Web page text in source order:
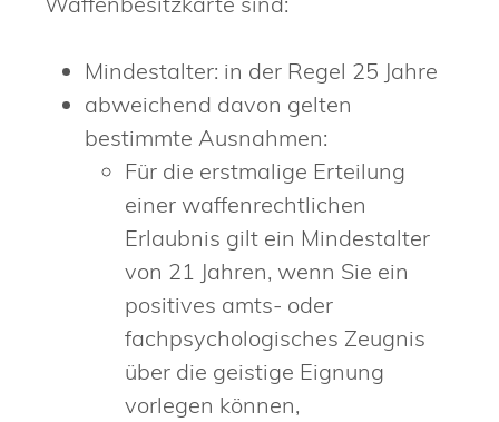
Mindestalter: in der Regel 25 Jahre
abweichend davon gelten
bestimmte Ausnahmen:
Für die erstmalige Erteilung
einer waffenrechtlichen
Erlaubnis gilt ein Mindestalter
von 21 Jahren, wenn Sie ein
positives amts- oder
fachpsychologisches Zeugnis
über die geistige Eignung
vorlegen können,